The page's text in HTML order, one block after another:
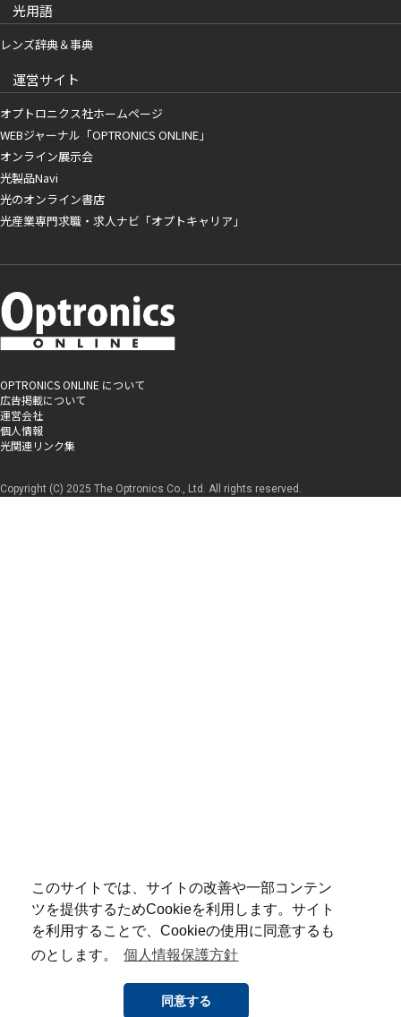
このサイトでは、サイトの改善や一部コンテン
ツを提供するためCookieを利用します。サイト
を利用することで、Cookieの使用に同意するも
のとします。
個人情報保護方針
同意する
光用語
レンズ辞典＆事典
運営サイト
オプトロニクス社ホームページ
WEBジャーナル「OPTRONICS ONLINE」
オンライン展示会
光製品Navi
光のオンライン書店
光産業専門求職・求人ナビ「オプトキャリア」
OPTRONICS ONLINE について
広告掲載について
運営会社
個人情報
光関連リンク集
Copyright (C) 2025 The Optronics Co., Ltd. All rights reserved.